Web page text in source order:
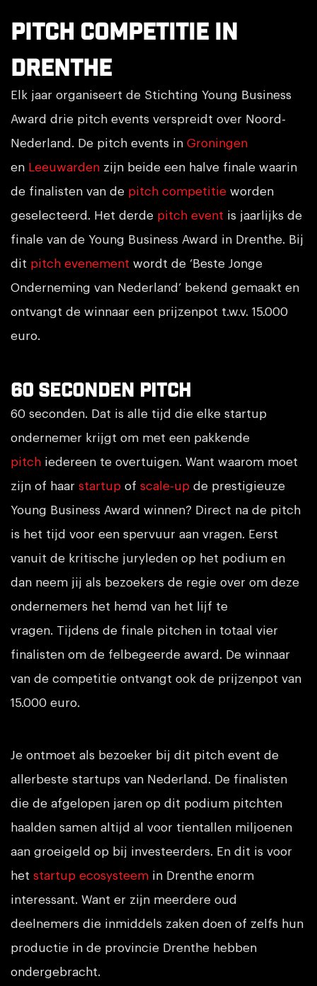
Pitch competitie in
Drenthe
Elk jaar organiseert de Stichting Young Business
Award drie pitch events verspreidt over Noord-
Nederland. De pitch events in Groningen
en Leeuwarden zijn beide een halve finale waarin
de finalisten van de pitch competitie worden
geselecteerd. Het derde pitch event is jaarlijks de
finale van de Young Business Award in Drenthe. Bij
dit pitch evenement wordt de ‘Beste Jonge
Onderneming van Nederland’ bekend gemaakt en
ontvangt de winnaar een prijzenpot t.w.v. 15.000
euro.
60 seconden pitch
60 seconden. Dat is alle tijd die elke startup
ondernemer krijgt om met een pakkende
pitch iedereen te overtuigen. Want waarom moet
zijn of haar startup of scale-up de prestigieuze
Young Business Award winnen? Direct na de pitch
is het tijd voor een spervuur aan vragen. Eerst
vanuit de kritische juryleden op het podium en
dan neem jij als bezoekers de regie over om deze
ondernemers het hemd van het lijf te
vragen. Tijdens de finale pitchen in totaal vier
finalisten om de felbegeerde award. De winnaar
van de competitie ontvangt ook de prijzenpot van
15.000 euro.
Je ontmoet als bezoeker bij dit pitch event de
allerbeste startups van Nederland. De finalisten
die de afgelopen jaren op dit podium pitchten
haalden samen altijd al voor tientallen miljoenen
aan groeigeld op bij investeerders. En dit is voor
het startup ecosysteem in Drenthe enorm
interessant. Want er zijn meerdere oud
deelnemers die inmiddels zaken doen of zelfs hun
productie in de provincie Drenthe hebben
ondergebracht.